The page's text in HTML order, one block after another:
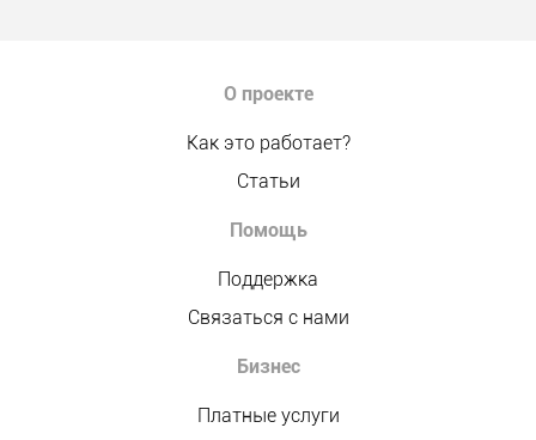
О проекте
Как это работает?
Статьи
Помощь
Поддержка
Связаться с нами
Бизнес
Платные услуги